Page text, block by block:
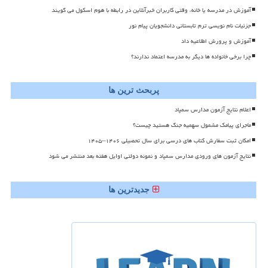
آموزش در مدرسه یا خانه، وقتی کاربران خبرآنلاین در رابطه با هوم اسکول می گویند
جزئیات نام نویسی ترم تابستانی دانشجویان پیام نور
آموزش و پرورش اطلاعیه داد
چرا برخی خانواده ها دیگر به مدرسه اعتماد ندارند؟
پربحث ترین ها
اعلام نتایج آزمون مدارس سمپاد
ماجرای پیامک مشمول سهمیه جنگ هستید چیست؟
امکان ثبت سفارش کتاب های درسی برای سال تحصیلی ۱۴۰۶–۱۴۰۵
نتایج آزمون های ورودی مدارس سمپاد و نمونه دولتی اوایل هفته بعد منتشر می شود
جدیدترین ها